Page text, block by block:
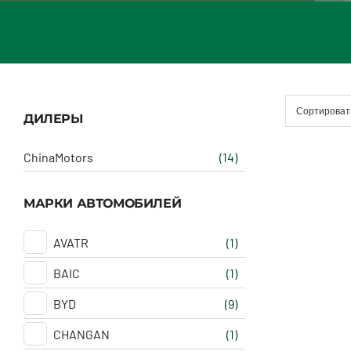
ДИЛЕРЫ
ChinaMotors (14)
МАРКИ АВТОМОБИЛЕЙ
AVATR (1)
BAIC (1)
BYD (9)
CHANGAN (1)